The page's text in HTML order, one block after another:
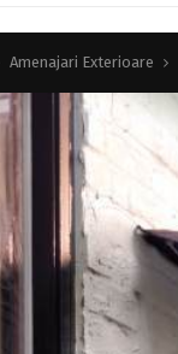
Amenajari Exterioare